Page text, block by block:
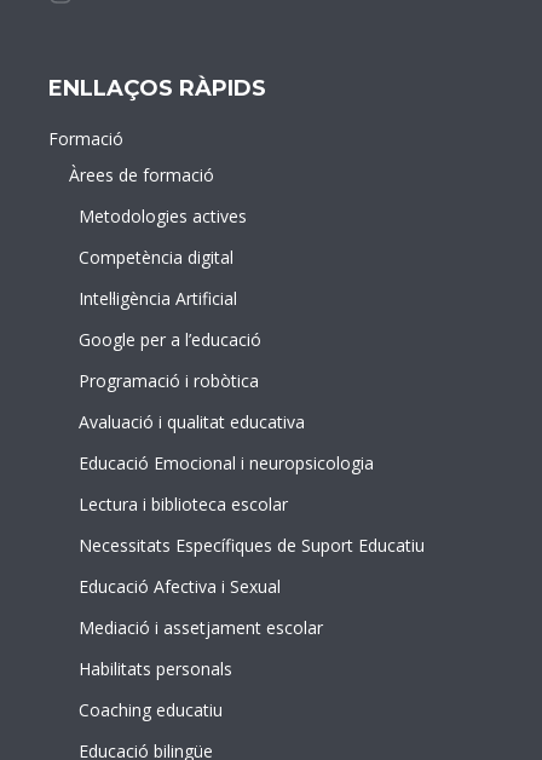
ENLLAÇOS RÀPIDS
Formació
Àrees de formació
Metodologies actives
Competència digital
Intel·ligència Artificial
Google per a l’educació
Programació i robòtica
Avaluació i qualitat educativa
Educació Emocional i neuropsicologia
Lectura i biblioteca escolar
Necessitats Específiques de Suport Educatiu
Educació Afectiva i Sexual
Mediació i assetjament escolar
Habilitats personals
Coaching educatiu
Educació bilingüe